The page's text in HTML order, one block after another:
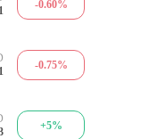
-0.60%
-0.75%
+5%